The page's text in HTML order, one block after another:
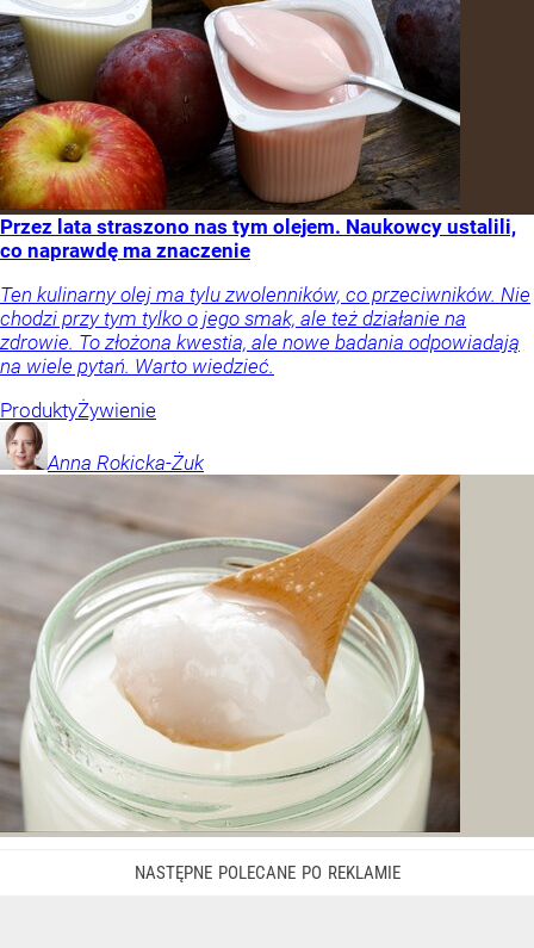
Przez lata straszono nas tym olejem. Naukowcy ustalili,
co naprawdę ma znaczenie
Ten kulinarny olej ma tylu zwolenników, co przeciwników. Nie
chodzi przy tym tylko o jego smak, ale też działanie na
zdrowie. To złożona kwestia, ale nowe badania odpowiadają
na wiele pytań. Warto wiedzieć.
ProduktyŻywienie
Anna Rokicka-Żuk